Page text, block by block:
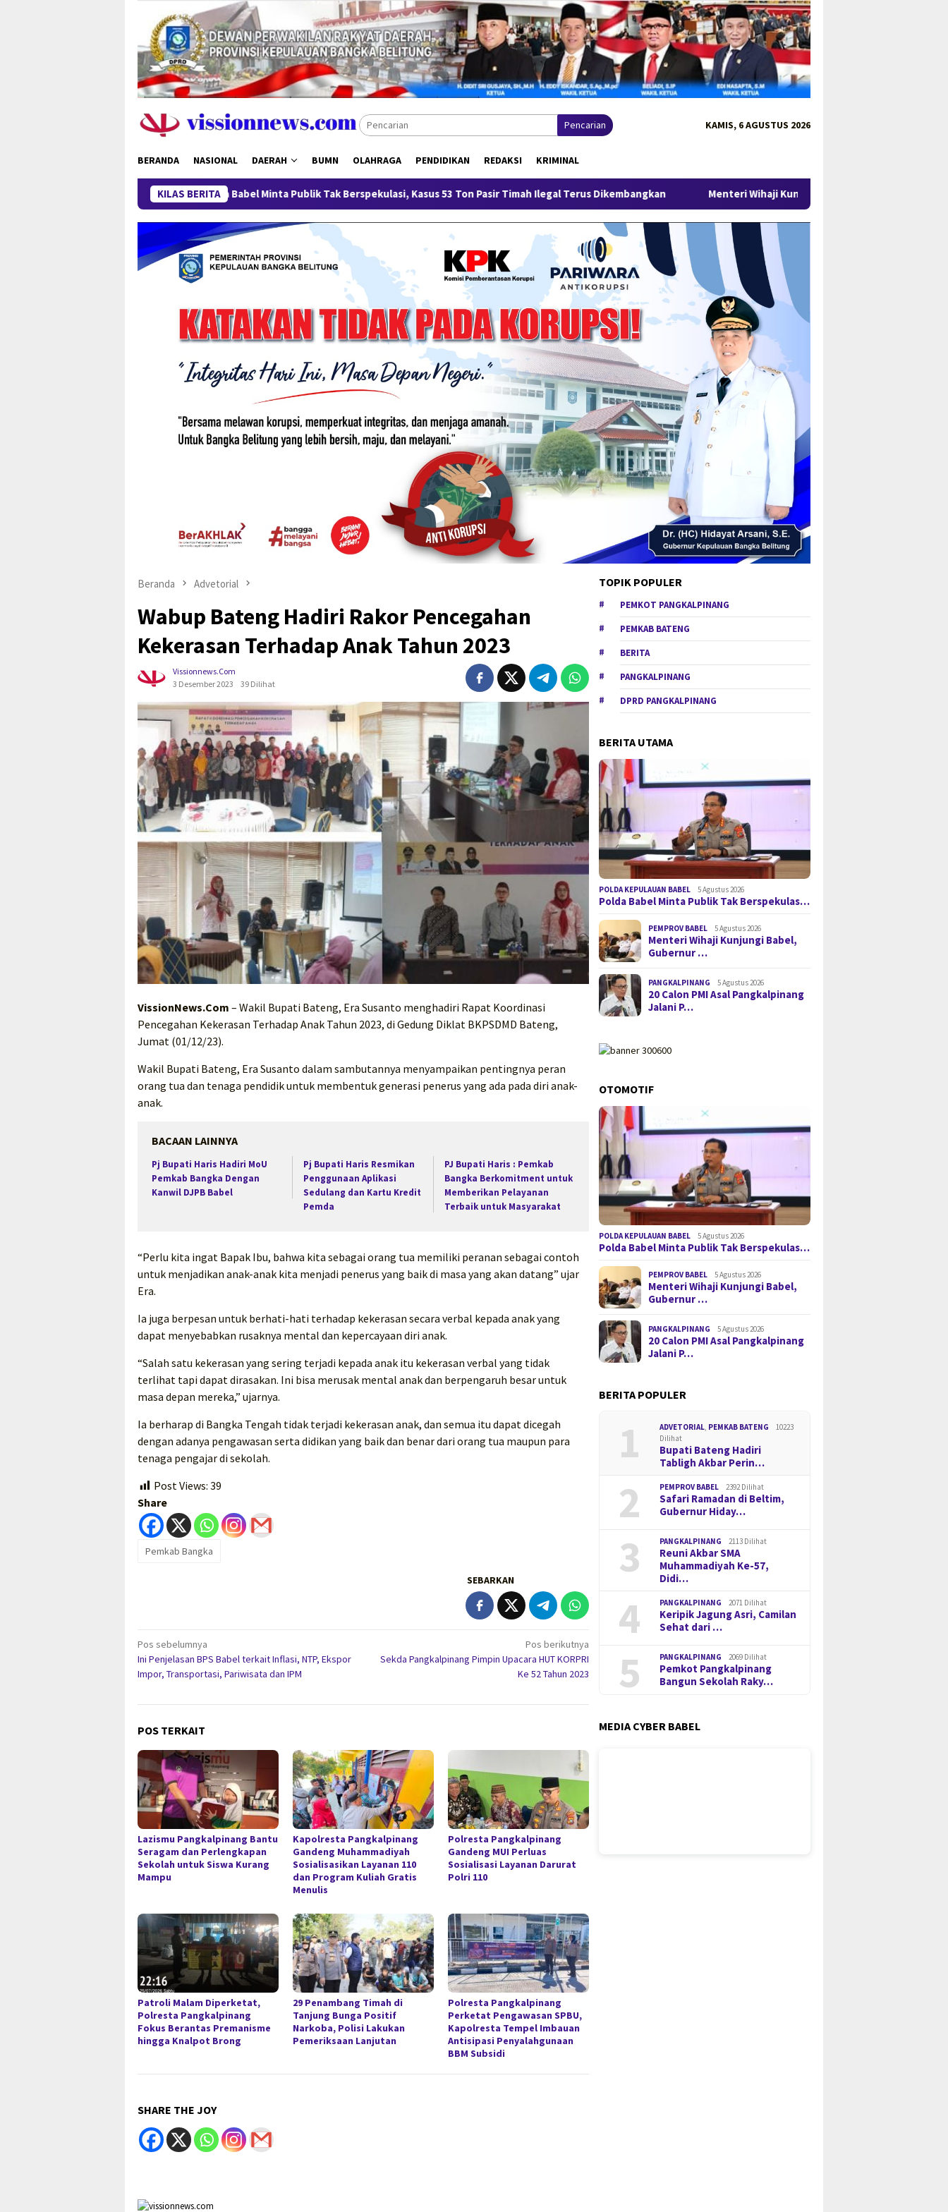
konten
Pencarian KAMIS, 6 AGUSTUS 2026
BERANDA NASIONAL DAERAH BUMN OLAHRAGA PENDIDIKAN REDAKSI KRIMINAL
KILAS BERITA
Polda Babel Minta Publik Tak Berspekulasi, Kasus 53 Ton Pasir Timah Ilegal Terus Dikembangkan Menteri Wihaji Kunjungi Babel, Gubernur Hidayat Arsani Perkuat
Beranda Advetorial
Wabup Bateng Hadiri Rakor Pencegahan
Kekerasan Terhadap Anak Tahun 2023
Vissionnews.com
3 Desember 2023
39 Dilihat
VissionNews.Com – Wakil Bupati Bateng, Era Susanto menghadiri Rapat Koordinasi
Pencegahan Kekerasan Terhadap Anak Tahun 2023, di Gedung Diklat BKPSDMD Bateng,
Jumat (01/12/23).
Wakil Bupati Bateng, Era Susanto dalam sambutannya menyampaikan pentingnya peran
orang tua dan tenaga pendidik untuk membentuk generasi penerus yang ada pada diri anak-
anak.
BACAAN LAINNYA
Pj Bupati Haris Hadiri MoU
Pemkab Bangka Dengan
Kanwil DJPB Babel
Pj Bupati Haris Resmikan
Penggunaan Aplikasi
Sedulang dan Kartu Kredit
Pemda
PJ Bupati Haris : Pemkab
Bangka Berkomitment untuk
Memberikan Pelayanan
Terbaik untuk Masyarakat
“Perlu kita ingat Bapak Ibu, bahwa kita sebagai orang tua memiliki peranan sebagai contoh
untuk menjadikan anak-anak kita menjadi penerus yang baik di masa yang akan datang” ujar
Era.
Ia juga berpesan untuk berhati-hati terhadap kekerasan secara verbal kepada anak yang
dapat menyebabkan rusaknya mental dan kepercayaan diri anak.
“Salah satu kekerasan yang sering terjadi kepada anak itu kekerasan verbal yang tidak
terlihat tapi dapat dirasakan. Ini bisa merusak mental anak dan berpengaruh besar untuk
masa depan mereka,” ujarnya.
Ia berharap di Bangka Tengah tidak terjadi kekerasan anak, dan semua itu dapat dicegah
dengan adanya pengawasan serta didikan yang baik dan benar dari orang tua maupun para
tenaga pengajar di sekolah.
Post Views: 39
Share
Pemkab Bangka
SEBARKAN
Navigasi
pos
Pos sebelumnya
Ini Penjelasan BPS Babel terkait Inflasi, NTP, Ekspor
Impor, Transportasi, Pariwisata dan IPM
Pos berikutnya
Sekda Pangkalpinang Pimpin Upacara HUT KORPRI
Ke 52 Tahun 2023
POS TERKAIT
Lazismu Pangkalpinang Bantu
Seragam dan Perlengkapan
Sekolah untuk Siswa Kurang
Mampu
Kapolresta Pangkalpinang
Gandeng Muhammadiyah
Sosialisasikan Layanan 110
dan Program Kuliah Gratis
Menulis
Polresta Pangkalpinang
Gandeng MUI Perluas
Sosialisasi Layanan Darurat
Polri 110
Patroli Malam Diperketat,
Polresta Pangkalpinang
Fokus Berantas Premanisme
hingga Knalpot Brong
29 Penambang Timah di
Tanjung Bunga Positif
Narkoba, Polisi Lakukan
Pemeriksaan Lanjutan
Polresta Pangkalpinang
Perketat Pengawasan SPBU,
Kapolresta Tempel Imbauan
Antisipasi Penyalahgunaan
BBM Subsidi
TOPIK POPULER
PEMKOT PANGKALPINANG
PEMKAB BATENG
BERITA
PANGKALPINANG
DPRD PANGKALPINANG
BERITA UTAMA
POLDA KEPULAUAN BABEL 5 Agustus 2026
Polda Babel Minta Publik Tak Berspekulas…
PEMPROV BABEL 5 Agustus 2026
Menteri Wihaji Kunjungi Babel,
Gubernur …
PANGKALPINANG 5 Agustus 2026
20 Calon PMI Asal Pangkalpinang
Jalani P…
OTOMOTIF
POLDA KEPULAUAN BABEL 5 Agustus 2026
Polda Babel Minta Publik Tak Berspekulas…
PEMPROV BABEL 5 Agustus 2026
Menteri Wihaji Kunjungi Babel,
Gubernur …
PANGKALPINANG 5 Agustus 2026
20 Calon PMI Asal Pangkalpinang
Jalani P…
BERITA POPULER
1 ADVETORIAL, PEMKAB BATENG
10223
Dilihat
Bupati Bateng Hadiri
Tabligh Akbar Perin…
2 PEMPROV BABEL 2392 Dilihat
Safari Ramadan di Beltim,
Gubernur Hiday…
3 PANGKALPINANG 2113 Dilihat
Reuni Akbar SMA
Muhammadiyah Ke-57,
Didi…
4 PANGKALPINANG 2071 Dilihat
Keripik Jagung Asri, Camilan
Sehat dari …
5 PANGKALPINANG 2069 Dilihat
Pemkot Pangkalpinang
Bangun Sekolah Raky…
MEDIA CYBER BABEL
SHARE THE JOY